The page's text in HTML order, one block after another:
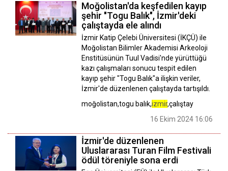
Moğolistan'da keşfedilen kayıp
şehir "Togu Balık", İzmir'deki
çalıştayda ele alındı
İzmir Katip Çelebi Üniversitesi (İKÇÜ) ile
Moğolistan Bilimler Akademisi Arkeoloji
Enstitüsünün Tuul Vadisi'nde yürüttüğü
kazı çalışmaları sonucu tespit edilen
kayıp şehir "Togu Balık"a ilişkin veriler,
İzmir'de düzenlenen çalıştayda tartışıldı.
moğolistan,togu balık,izmir,çalıştay
16 Ekim 2024 16:06
İzmir'de düzenlenen
Uluslararası Turan Film Festivali
ödül töreniyle sona erdi